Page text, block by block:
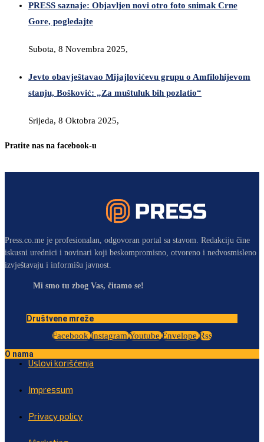
PRESS saznaje: Objavljen novi otro foto snimak Crne
Gore, pogledajte
Subota, 8 Novembra 2025,
Jevto obavještavao Mijajlovićevu grupu o Amfilohijevom
stanju, Bošković: „Za muštuluk bih pozlatio“
Srijeda, 8 Oktobra 2025,
Pratite nas na facebook-u
Press.co.me je profesionalan, odgovoran portal sa stavom. Redakciju čine
iskusni urednici i novinari koji beskompromisno, otvoreno i nedvosmisleno
izvještavaju i informišu javnost.
Mi smo tu zbog Vas, čitamo se!
Društvene mreže
Facebook Instagram Youtube Envelope Rss
O nama
Uslovi korišćenja
Impressum
Privacy policy